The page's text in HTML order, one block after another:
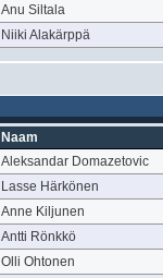
Anu Siltala
Niiki Alakärppä
Naam
Aleksandar Domazetovic
Lasse Härkönen
Anne Kiljunen
Antti Rönkkö
Olli Ohtonen